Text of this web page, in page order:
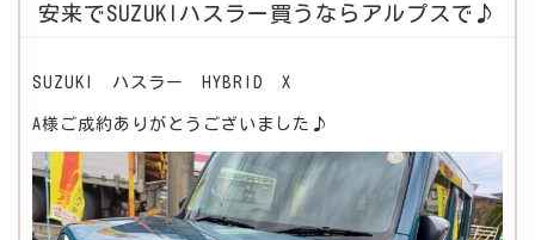
安来でSUZUKIハスラー買うならアルプスで♪
SUZUKI ハスラー HYBRID X
A様ご成約ありがとうございました♪